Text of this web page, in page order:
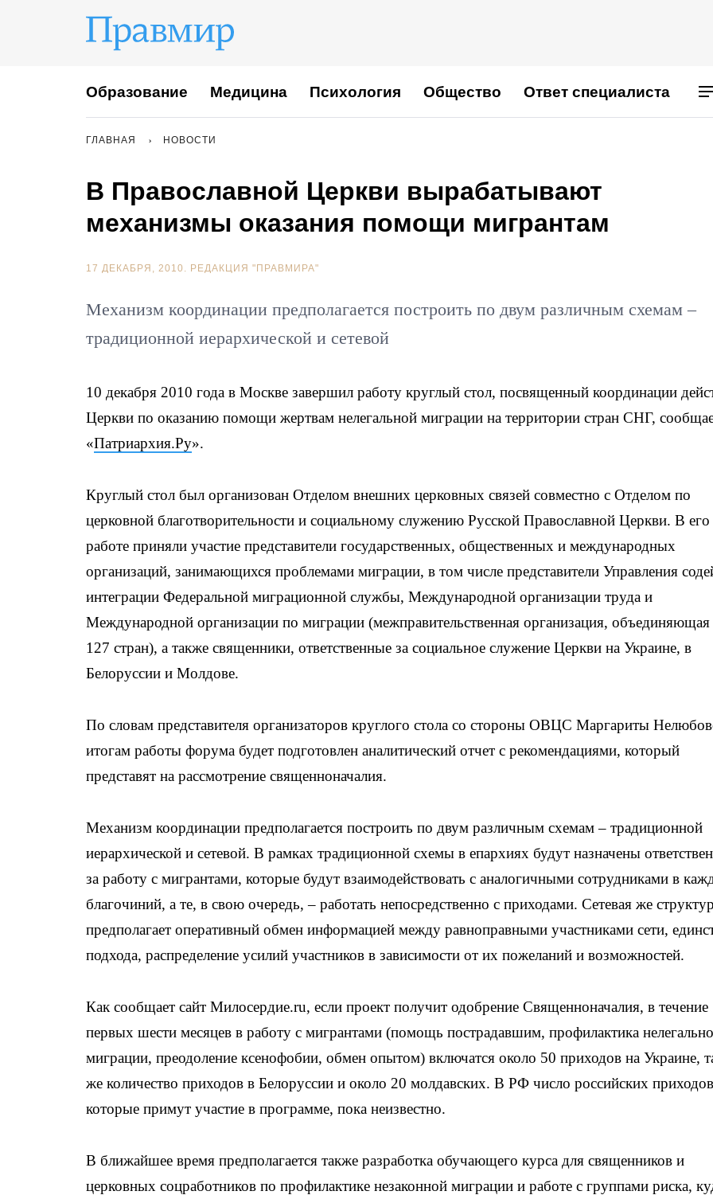
Образование Медицина Психология Общество Ответ специалиста
ГЛАВНАЯ НОВОСТИ
В Православной Церкви вырабатывают
механизмы оказания помощи мигрантам
17 ДЕКАБРЯ, 2010. РЕДАКЦИЯ "ПРАВМИРА"
Механизм координации предполагается построить по двум различным схемам –
традиционной иерархической и сетевой
10 декабря 2010 года в Москве завершил работу круглый стол, посвященный координации
Церкви по оказанию помощи жертвам нелегальной миграции на территории стран СНГ,
«Патриархия.Ру».
Круглый стол был организован Отделом внешних церковных связей совместно с Отделом по
церковной благотворительности и социальному служению Русской Православной Церкви. В его
работе приняли участие представители государственных, общественных и международных
организаций, занимающихся проблемами миграции, в том числе представители Управления
интеграции Федеральной миграционной службы, Международной организации труда и
Международной организации по миграции (межправительственная организация, объединяющая
127 стран), а также священники, ответственные за социальное служение Церкви на Украине, в
Белоруссии и Молдове.
По словам представителя организаторов круглого стола со стороны ОВЦС Маргариты
итогам работы форума будет подготовлен аналитический отчет с рекомендациями, который
представят на рассмотрение священноначалия.
Механизм координации предполагается построить по двум различным схемам – традиционной
иерархической и сетевой. В рамках традиционной схемы в епархиях будут назначены
за работу с мигрантами, которые будут взаимодействовать с аналогичными сотрудниками в
благочиний, а те, в свою очередь, – работать непосредственно с приходами. Сетевая же
предполагает оперативный обмен информацией между равноправными участниками сети,
подхода, распределение усилий участников в зависимости от их пожеланий и возможностей.
Как сообщает сайт Милосердие.ru, если проект получит одобрение Священноначалия, в течение
первых шести месяцев в работу с мигрантами (помощь пострадавшим, профилактика
миграции, преодоление ксенофобии, обмен опытом) включатся около 50 приходов на Украине,
же количество приходов в Белоруссии и около 20 молдавских. В РФ число российских
которые примут участие в программе, пока неизвестно.
В ближайшее время предполагается также разработка обучающего курса для священников и
церковных соцработников по профилактике незаконной миграции и работе с группами риска,